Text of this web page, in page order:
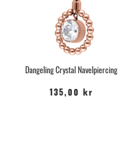
Dangeling Crystal Navelpiercing
135,00 kr